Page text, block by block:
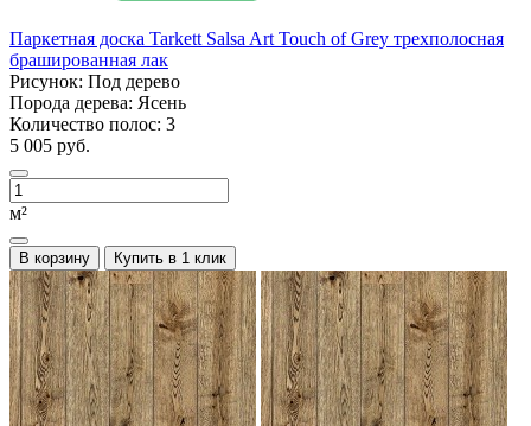
Паркетная доска Tarkett Salsa Art Touch of Grey трехполосная
брашированная лак
Рисунок: Под дерево
Порода дерева: Ясень
Количество полос: 3
5 005 руб.
м²
В корзину Купить в 1 клик